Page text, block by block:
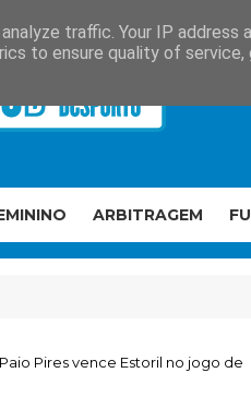
ARBITRAGEM
Paio Pires vence Estoril no jogo de
traffic. Your IP address
to ensure quality of service,